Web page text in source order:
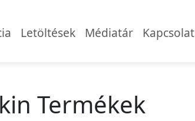
Letöltések Médiatár Kapcsolat
Termékek